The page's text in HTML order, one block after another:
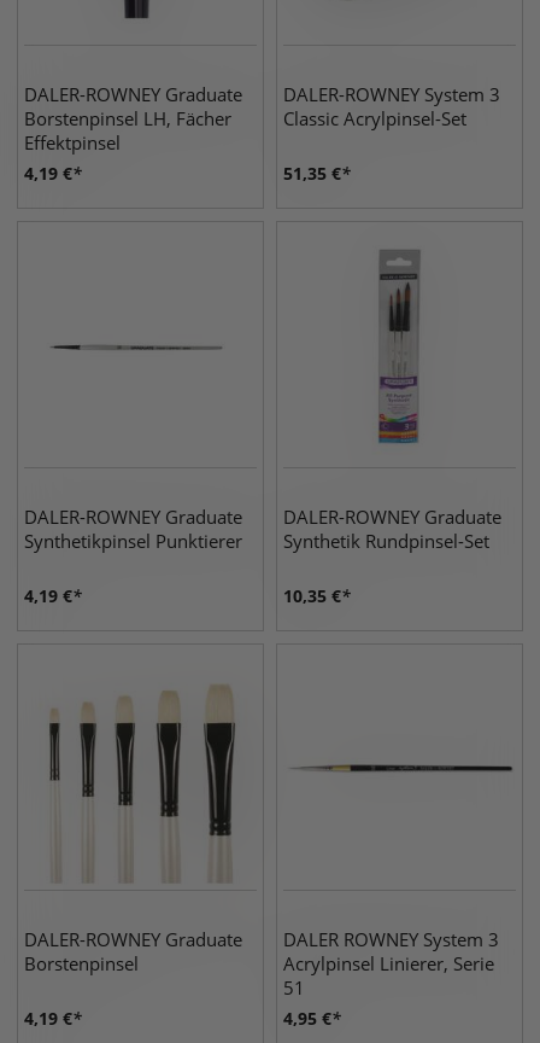
DALER-ROWNEY Graduate
Borstenpinsel LH, Fächer
Effektpinsel
4,19 €
DALER-ROWNEY System 3
Classic Acrylpinsel-Set
51,35 €
DALER-ROWNEY Graduate
Synthetikpinsel Punktierer
4,19 €
DALER-ROWNEY Graduate
Synthetik Rundpinsel-Set
10,35 €
DALER-ROWNEY Graduate
Borstenpinsel
4,19 €
DALER ROWNEY System 3
Acrylpinsel Linierer, Serie
51
4,95 €